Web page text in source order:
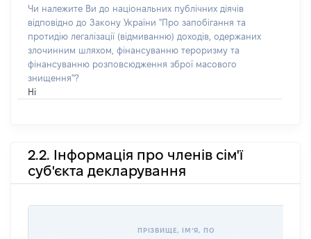
Чи належите Ви до національних публічних діячів
відповідно до Закону України "Про запобігання та
протидію легалізації (відмиванню) доходів, одержаних
злочинним шляхом, фінансуванню тероризму та
фінансуванню розповсюдження зброї масового
знищення"?
Ні
2.2. Інформація про членів сім'ї
суб'єкта декларування
ПРІЗВИЩЕ, ІМʼЯ, ПО